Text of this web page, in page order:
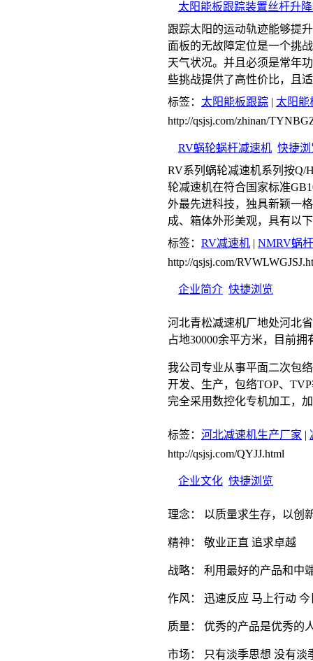
太阳能板跟踪装置丝杆升
跟踪太阳的运动轨迹能够提
面板的无故障定位是一个挑
天气状况。并且必须是常年
些挑战提供了高性价比，且
标签： 太阳能板跟踪 | 太阳能
http://qsjsj.com/zhinan/
RV蜗轮蜗杆减速机 快捷浏
RV系列蜗轮减速机系列按Q/
轮减速机在符合国家标准
外最先进科技，独具新颖一
成、箱体外形美观，具有以
标签： RV减速机 | NMRV蜗
http://qsjsj.com/
企业简介 快捷浏览
河北青松减速机厂地处河北
占地30000余平方米，目前
我公司专业从事平面二次包
开发、生产，包络TOP、
完全采用数控化专机加工，
标签： 河北减速机生产厂家 |
http://qsjsj.com/QYJJ.html
企业文化 快捷浏览
理念： 以质量求生存，以创
精神： 敬业正直 追求卓越
战略： 利用最好的产品和中
作风： 迅速反应 马上行动
质量： 优秀的产品是优秀的
市场： 只有淡季思想 没有淡